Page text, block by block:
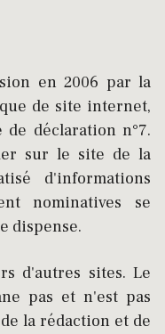
en 2006 par la
de site internet,
déclaration n°7.
sur le site de la
d'informations
nominatives se
dispense.
d'autres sites. Le
pas et n'est pas
la rédaction et de